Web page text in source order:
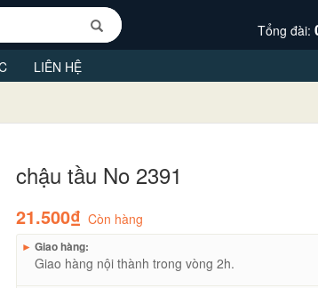
Tổng đài:
LIÊN HỆ
chậu tầu No 2391
21.500₫ Còn hàng
► Giao hàng:
Giao hàng nội thành trong vòng 2h.